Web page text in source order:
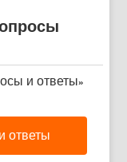
и ответы»
ответы